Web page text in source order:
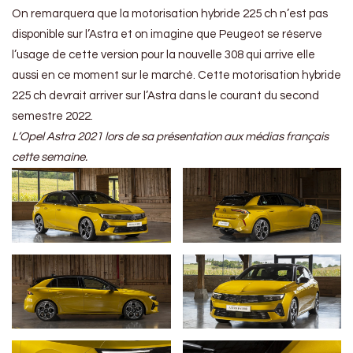
On remarquera que la motorisation hybride 225 ch n’est pas
disponible sur l’Astra et on imagine que Peugeot se réserve
l’usage de cette version pour la nouvelle 308 qui arrive elle
aussi en ce moment sur le marché. Cette motorisation hybride
225 ch devrait arriver sur l’Astra dans le courant du second
semestre 2022.
L’Opel Astra 2021 lors de sa présentation aux médias français
cette semaine.